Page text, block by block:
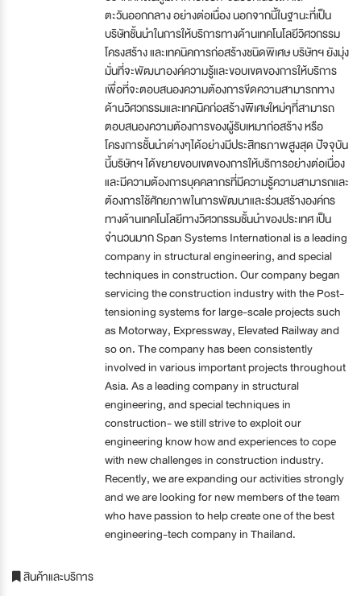
ตะวันออกกลาง อย่างต่อเนื่อง นอกจากนี้ในฐานะที่เป็น
บริษัทชั้นนำในการให้บริการทางด้านเทคโนโลยีวิศวกรรม
โครงสร้าง และเทคนิคการก่อสร้างชนิดพิเศษ บริษัทฯ ยังมุ่ง
มั่นที่จะพัฒนาองค์ความรู้และขอบเขตของการให้บริการ
เพื่อที่จะตอบสนองความต้องการขีดความสามารถทาง
ด้านวิศวกรรมและเทคนิคก่อสร้างพิเศษใหม่ๆที่สามารถ
ตอบสนองความต้องการของผู้รับเหมาก่อสร้าง หรือ
โครงการชั้นนำต่างๆได้อย่างมีประสิทธภาพสูงสุด ปัจจุบัน
นี้บริษัทฯ ได้ขยายขอบเขตของการให้บริการอย่างต่อเนื่อง
และมีความต้องการบุคคลากรที่มีความรู้ความสามารถและ
ต้องการใช้ศักยภาพในการพัฒนาและร่วมสร้างองค์กร
ทางด้านเทคโนโลยีทางวิศวกรรมชั้นนำของประเทศ เป็น
จำนวนมาก Span Systems International is a leading
company in structural engineering, and special
techniques in construction. Our company began
servicing the construction industry with the Post-
tensioning systems for large-scale projects such
as Motorway, Expressway, Elevated Railway and
so on. The company has been consistently
involved in various important projects throughout
Asia. As a leading company in structural
engineering, and special techniques in
construction- we still strive to exploit our
engineering know how and experiences to cope
with new challenges in construction industry.
Recently, we are expanding our activities strongly
and we are looking for new members of the team
who have passion to help create one of the best
engineering-tech company in Thailand.
สินค้าและบริการ